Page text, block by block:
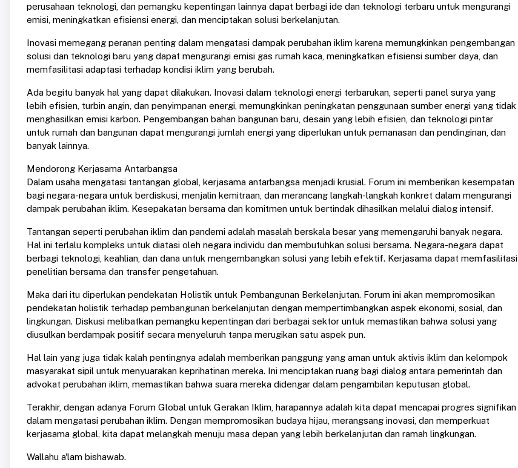
perusahaan teknologi, dan pemangku kepentingan lainnya dapat berbagi ide dan teknologi terbaru untuk mengurangi
emisi, meningkatkan efisiensi energi, dan menciptakan solusi berkelanjutan.
Inovasi memegang peranan penting dalam mengatasi dampak perubahan iklim karena memungkinkan pengembangan
solusi dan teknologi baru yang dapat mengurangi emisi gas rumah kaca, meningkatkan efisiensi sumber daya, dan
memfasilitasi adaptasi terhadap kondisi iklim yang berubah.
Ada begitu banyak hal yang dapat dilakukan. Inovasi dalam teknologi energi terbarukan, seperti panel surya yang
lebih efisien, turbin angin, dan penyimpanan energi, memungkinkan peningkatan penggunaan sumber energi yang tidak
menghasilkan emisi karbon. Pengembangan bahan bangunan baru, desain yang lebih efisien, dan teknologi pintar
untuk rumah dan bangunan dapat mengurangi jumlah energi yang diperlukan untuk pemanasan dan pendinginan, dan
banyak lainnya.
Mendorong Kerjasama Antarbangsa
Dalam usaha mengatasi tantangan global, kerjasama antarbangsa menjadi krusial. Forum ini memberikan kesempatan
bagi negara-negara untuk berdiskusi, menjalin kemitraan, dan merancang langkah-langkah konkret dalam mengurangi
dampak perubahan iklim. Kesepakatan bersama dan komitmen untuk bertindak dihasilkan melalui dialog intensif.
Tantangan seperti perubahan iklim dan pandemi adalah masalah berskala besar yang memengaruhi banyak negara.
Hal ini terlalu kompleks untuk diatasi oleh negara individu dan membutuhkan solusi bersama. Negara-negara dapat
berbagi teknologi, keahlian, dan dana untuk mengembangkan solusi yang lebih efektif. Kerjasama dapat memfasilitasi
penelitian bersama dan transfer pengetahuan.
Maka dari itu diperlukan pendekatan Holistik untuk Pembangunan Berkelanjutan. Forum ini akan mempromosikan
pendekatan holistik terhadap pembangunan berkelanjutan dengan mempertimbangkan aspek ekonomi, sosial, dan
lingkungan. Diskusi melibatkan pemangku kepentingan dari berbagai sektor untuk memastikan bahwa solusi yang
diusulkan berdampak positif secara menyeluruh tanpa merugikan satu aspek pun.
Hal lain yang juga tidak kalah pentingnya adalah memberikan panggung yang aman untuk aktivis iklim dan kelompok
masyarakat sipil untuk menyuarakan keprihatinan mereka. Ini menciptakan ruang bagi dialog antara pemerintah dan
advokat perubahan iklim, memastikan bahwa suara mereka didengar dalam pengambilan keputusan global.
Terakhir, dengan adanya Forum Global untuk Gerakan Iklim, harapannya adalah kita dapat mencapai progres signifikan
dalam mengatasi perubahan iklim. Dengan mempromosikan budaya hijau, merangsang inovasi, dan memperkuat
kerjasama global, kita dapat melangkah menuju masa depan yang lebih berkelanjutan dan ramah lingkungan.
Wallahu a'lam bishawab.